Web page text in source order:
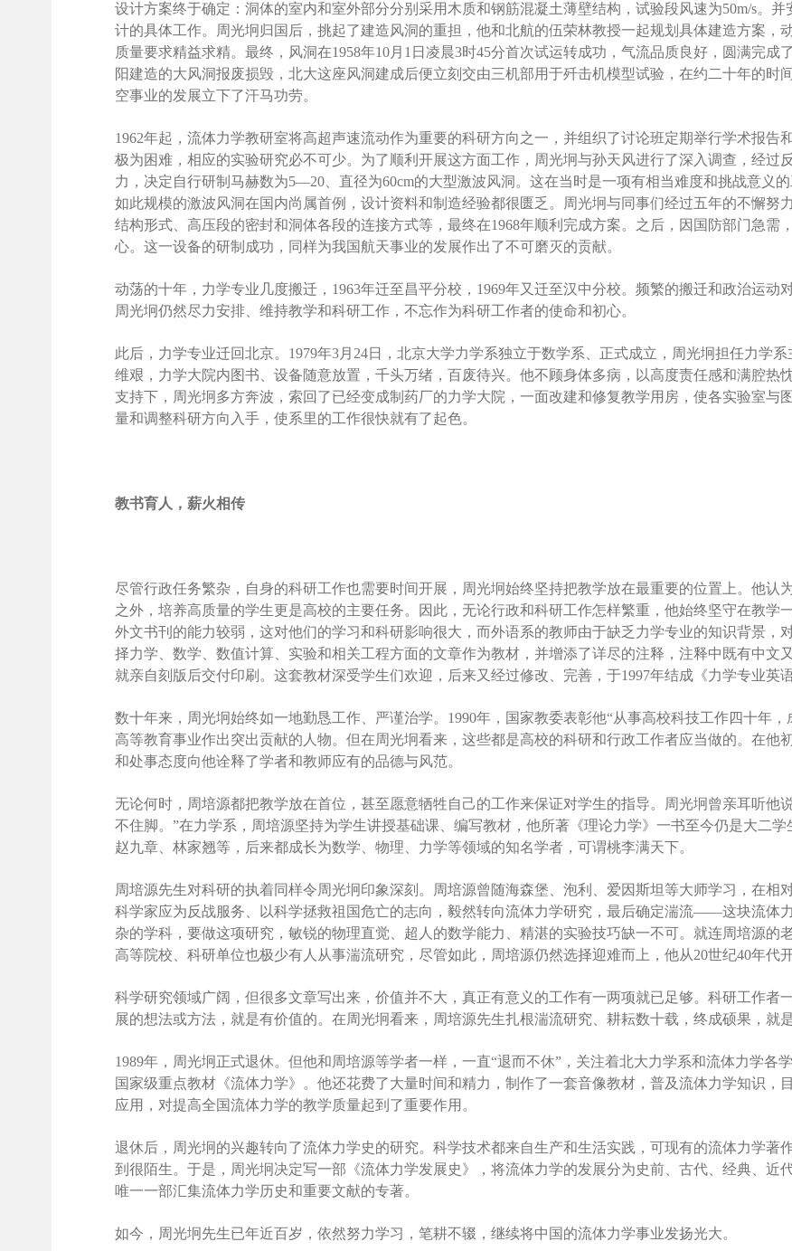
设计方案终于确定：洞体的室内和室外部分分别采用木质和钢筋混凝土薄壁结构，试验段风速为50m/s。
计的具体工作。周光坰归国后，挑起了建造风洞的重担，他和北航的伍荣林教授一起规划具体建造方案，
质量要求精益求精。最终，风洞在1958年10月1日凌晨3时45分首次试运转成功，气流品质良好，圆满完
阳建造的大风洞报废损毁，北大这座风洞建成后便立刻交由三机部用于歼击机模型试验，在约二十年的时
空事业的发展立下了汗马功劳。
1962年起，流体力学教研室将高超声速流动作为重要的科研方向之一，并组织了讨论班定期举行学术报告
极为困难，相应的实验研究必不可少。为了顺利开展这方面工作，周光坰与孙天风进行了深入调查，经过
力，决定自行研制马赫数为5—20、直径为60cm的大型激波风洞。这在当时是一项有相当难度和挑战意义
如此规模的激波风洞在国内尚属首例，设计资料和制造经验都很匮乏。周光坰与同事们经过五年的不懈努
结构形式、高压段的密封和洞体各段的连接方式等，最终在1968年顺利完成方案。之后，因国防部门急需
心。这一设备的研制成功，同样为我国航天事业的发展作出了不可磨灭的贡献。
动荡的十年，力学专业几度搬迁，1963年迁至昌平分校，1969年又迁至汉中分校。频繁的搬迁和政治运动
周光坰仍然尽力安排、维持教学和科研工作，不忘作为科研工作者的使命和初心。
此后，力学专业迁回北京。1979年3月24日，北京大学力学系独立于数学系、正式成立，周光坰担任力学
维艰，力学大院内图书、设备随意放置，千头万绪，百废待兴。他不顾身体多病，以高度责任感和满腔热
支持下，周光坰多方奔波，索回了已经变成制药厂的力学大院，一面改建和修复教学用房，使各实验室与
量和调整科研方向入手，使系里的工作很快就有了起色。
教书育人，薪火相传
尽管行政任务繁杂，自身的科研工作也需要时间开展，周光坰始终坚持把教学放在最重要的位置上。他认
之外，培养高质量的学生更是高校的主要任务。因此，无论行政和科研工作怎样繁重，他始终坚守在教学
外文书刊的能力较弱，这对他们的学习和科研影响很大，而外语系的教师由于缺乏力学专业的知识背景，
择力学、数学、数值计算、实验和相关工程方面的文章作为教材，并增添了详尽的注释，注释中既有中文
就亲自刻版后交付印刷。这套教材深受学生们欢迎，后来又经过修改、完善，于1997年结成《力学专业英
数十年来，周光坰始终如一地勤恳工作、严谨治学。1990年，国家教委表彰他“从事高校科技工作四十年
高等教育事业作出突出贡献的人物。但在周光坰看来，这些都是高校的科研和行政工作者应当做的。在他
和处事态度向他诠释了学者和教师应有的品德与风范。
无论何时，周培源都把教学放在首位，甚至愿意牺牲自己的工作来保证对学生的指导。周光坰曾亲耳听他
不住脚。”在力学系，周培源坚持为学生讲授基础课、编写教材，他所著《理论力学》一书至今仍是大二学
赵九章、林家翘等，后来都成长为数学、物理、力学等领域的知名学者，可谓桃李满天下。
周培源先生对科研的执着同样令周光坰印象深刻。周培源曾随海森堡、泡利、爱因斯坦等大师学习，在相
科学家应为反战服务、以科学拯救祖国危亡的志向，毅然转向流体力学研究，最后确定湍流——这块流体
杂的学科，要做这项研究，敏锐的物理直觉、超人的数学能力、精湛的实验技巧缺一不可。就连周培源的
高等院校、科研单位也极少有人从事湍流研究，尽管如此，周培源仍然选择迎难而上，他从20世纪40年代
科学研究领域广阔，但很多文章写出来，价值并不大，真正有意义的工作有一两项就已足够。科研工作者
展的想法或方法，就是有价值的。在周光坰看来，周培源先生扎根湍流研究、耕耘数十载，终成硕果，就
1989年，周光坰正式退休。但他和周培源等学者一样，一直“退而不休”，关注着北大力学系和流体力学各
国家级重点教材《流体力学》。他还花费了大量时间和精力，制作了一套音像教材，普及流体力学知识，
应用，对提高全国流体力学的教学质量起到了重要作用。
退休后，周光坰的兴趣转向了流体力学史的研究。科学技术都来自生产和生活实践，可现有的流体力学著
到很陌生。于是，周光坰决定写一部《流体力学发展史》，将流体力学的发展分为史前、古代、经典、近
唯一一部汇集流体力学历史和重要文献的专著。
如今，周光坰先生已年近百岁，依然努力学习，笔耕不辍，继续将中国的流体力学事业发扬光大。